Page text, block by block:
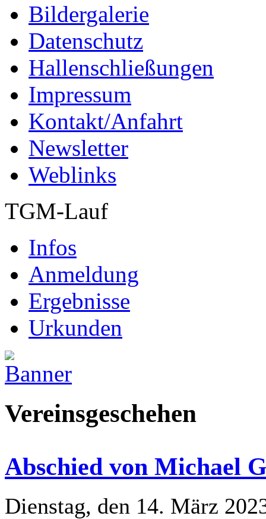
Bildergalerie
Datenschutz
Hallenschließungen
Impressum
Kontakt/Anfahrt
Newsletter
Weblinks
TGM-Lauf
Infos
Anmeldung
Ergebnisse
Urkunden
Vereinsgeschehen
Abschied von Michael
Dienstag, den 14. März